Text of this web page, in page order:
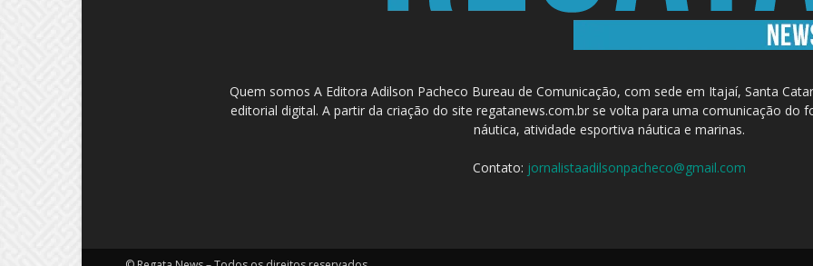
Quem somos A Editora Adilson Pacheco Bureau de Comunicação, com sede em Itajaí, Santa
editorial digital. A partir da criação do site regatanews.com.br se volta para uma comunicação do
náutica, atividade esportiva náutica e marinas.
Contato: jornalistaadilsonpacheco@gmail.com